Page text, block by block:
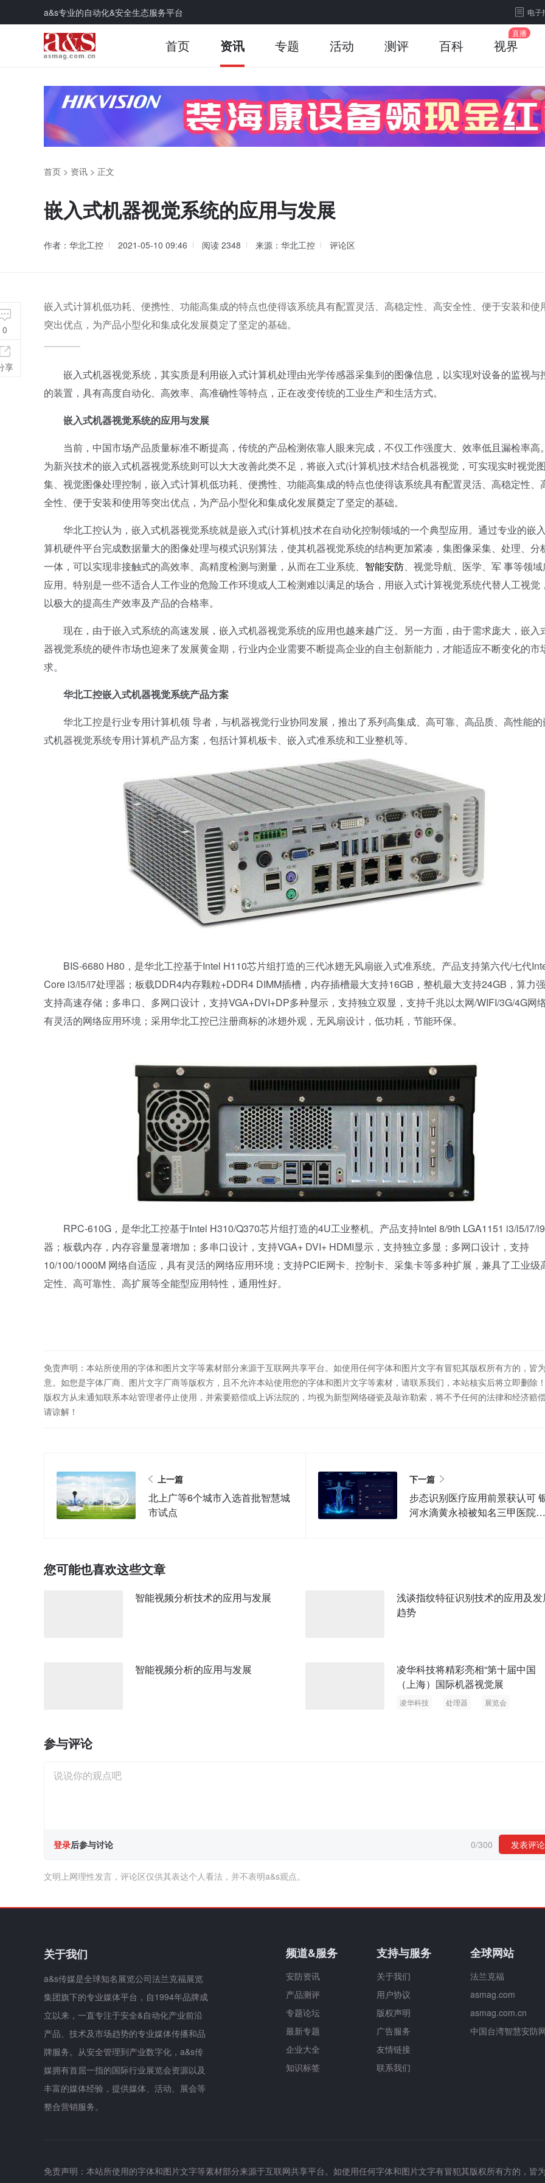
a&s专业的自动化&安全生态服务平台 电子
首页 资讯 专题 活动 测评 百科 视界
首页 > 资讯 > 正文
嵌入式机器视觉系统的应用与发展
作者：华北工控 2021-05-10 09:46 阅读 2348 来源：华北工控 评论区
嵌入式计算机低功耗、便携性、功能高集成的特点也使得该系统具有配置灵活、高稳定性、高安全性、便于安装和使
突出优点，为产品小型化和集成化发展奠定了坚定的基础。
嵌入式机器视觉系统，其实质是利用嵌入式计算机处理由光学传感器采集到的图像信息，以实现对设备的监视与
的装置，具有高度自动化、高效率、高准确性等特点，正在改变传统的工业生产和生活方式。
嵌入式机器视觉系统的应用与发展
当前，中国市场产品质量标准不断提高，传统的产品检测依靠人眼来完成，不仅工作强度大、效率低且漏检率高
为新兴技术的嵌入式机器视觉系统则可以大大改善此类不足，将嵌入式(计算机)技术结合机器视觉，可实现实时视觉
集、视觉图像处理控制，嵌入式计算机低功耗、便携性、功能高集成的特点也使得该系统具有配置灵活、高稳定性、
全性、便于安装和使用等突出优点，为产品小型化和集成化发展奠定了坚定的基础。
华北工控认为，嵌入式机器视觉系统就是嵌入式(计算机)技术在自动化控制领域的一个典型应用。通过专业的嵌
算机硬件平台完成数据量大的图像处理与模式识别算法，使其机器视觉系统的结构更加紧凑，集图像采集、处理、分
一体，可以实现非接触式的高效率、高精度检测与测量，从而在工业系统、 智能安防、视觉导航、医学、军 事等领域
应用。特别是一些不适合人工作业的危险工作环境或人工检测难以满足的场合，用嵌入式计算视觉系统代替人工视觉
以极大的提高生产效率及产品的合格率。
现在，由于嵌入式系统的高速发展，嵌入式机器视觉系统的应用也越来越广泛。另一方面，由于需求庞大，嵌入
器视觉系统的硬件市场也迎来了发展黄金期，行业内企业需要不断提高企业的自主创新能力，才能适应不断变化的市
求。
华北工控嵌入式机器视觉系统产品方案
华北工控是行业专用计算机领 导者，与机器视觉行业协同发展，推出了系列高集成、高可靠、高品质、高性能的
式机器视觉系统专用计算机产品方案，包括计算机板卡、嵌入式准系统和工业整机等。
BIS-6680 H80，是华北工控基于Intel H110芯片组打造的三代冰翅无风扇嵌入式准系统。产品支持第六代/七代
Core i3/i5/i7处理器；板载DDR4内存颗粒+DDR4 DIMM插槽，内存插槽最大支持16GB，整机最大支持24GB，算力强
支持高速存储；多串口、多网口设计，支持VGA+DVI+DP多种显示，支持独立双显，支持千兆以太网/WIFI/3G/4G网
有灵活的网络应用环境；采用华北工控已注册商标的冰翅外观，无风扇设计，低功耗，节能环保。
RPC-610G，是华北工控基于Intel H310/Q370芯片组打造的4U工业整机。产品支持Intel 8/9th LGA1151 i3/i5/i7/
器；板载内存，内存容量显著增加；多串口设计，支持VGA+ DVI+ HDMI显示，支持独立多显；多网口设计，支持
10/100/1000M 网络自适应，具有灵活的网络应用环境；支持PCIE网卡、控制卡、采集卡等多种扩展，兼具了工业级
定性、高可靠性、高扩展等全能型应用特性，通用性好。
免责声明：本站所使用的字体和图片文字等素材部分来源于互联网共享平台。如使用任何字体和图片文字有冒犯其版权所有方的，皆
意。如您是字体厂商、图片文字厂商等版权方，且不允许本站使用您的字体和图片文字等素材，请联系我们，本站核实后将立即删除
版权方从未通知联系本站管理者停止使用，并索要赔偿或上诉法院的，均视为新型网络碰瓷及敲诈勒索，将不予任何的法律和经济赔
请谅解！
上一篇
北上广等6个城市入选首批智慧城
市试点
下一篇
步态识别医疗应用前景获认可
河水滴黄永祯被知名三甲医院聘
您可能也喜欢这些文章
智能视频分析技术的应用与发展
浅谈指纹特征识别技术的应用及发
趋势
智能视频分析的应用与发展
凌华科技将精彩亮相“第十届中国
（上海）国际机器视觉展
凌华科技 处理器
展览会
参与评论
登录后参与讨论 0/300 发表评论
文明上网理性发言，评论区仅供其表达个人看法，并不表明a&s观点。
0
享
关于我们
a&s传媒是全球知名展览公司法兰克福展览
集团旗下的专业媒体平台，自1994年品牌成
立以来，一直专注于安全&自动化产业前沿
产品、技术及市场趋势的专业媒体传播和品
牌服务。从安全管理到产业数字化，a&s传
媒拥有首屈一指的国际行业展览会资源以及
丰富的媒体经验，提供媒体、活动、展会等
整合营销服务。
频道&服务
安防资讯
产品测评
专题论坛
最新专题
企业大全
知识标签
支持与服务
关于我们
用户协议
版权声明
广告服务
友情链接
联系我们
全球网站
法兰克福
asmag.com
asmag.com.cn
中国台湾智慧安防
免责声明：本站所使用的字体和图片文字等素材部分来源于互联网共享平台。如使用任何字体和图片文字有冒犯其版权所有方的，